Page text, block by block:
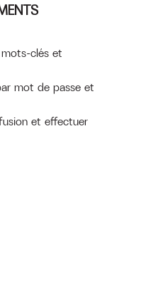
clés et
mot de passe et
et effectuer